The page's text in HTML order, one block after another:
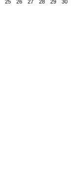
25 26 27 28 29 30